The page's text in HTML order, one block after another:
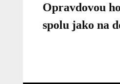
Opravdovou
spolu jako na